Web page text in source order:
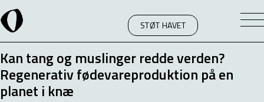
STØT HAVET
Kan tang og muslinger redde verden?
Regenerativ fødevareproduktion på en
planet i knæ